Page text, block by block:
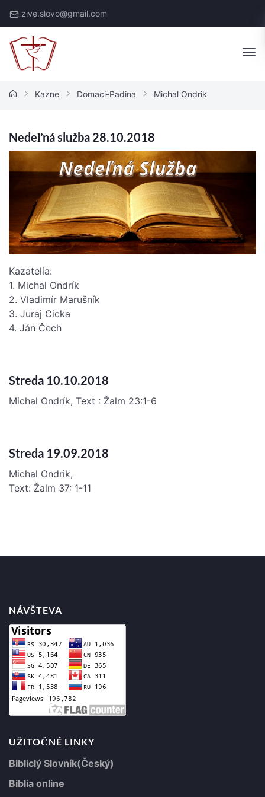
content
zive.slovo@gmail.com
Živé
Slovo
Kazne Domaci-Padina Michal Ondrik
Nedeľná služba 28.10.2018
Kazatelia:
1. Michal Ondrík
2. Vladimír Marušník
3. Juraj Cicka
4. Ján Čech
Streda 10.10.2018
Michal Ondrík, Text : Žalm 23:1-6
Streda 19.09.2018
Michal Ondrik,
Text: Žalm 37: 1-11
navigation
NÁVŠTEVA
UŽITOČNÉ LINKY
Bibliclý Slovník(Český)
Biblia online